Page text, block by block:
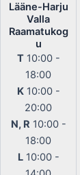
Lääne-Harju
Valla
Raamatukog
u
T10:00 -
18:00
K10:00 -
20:00
N, R 10:00 -
18:00
L10:00 -